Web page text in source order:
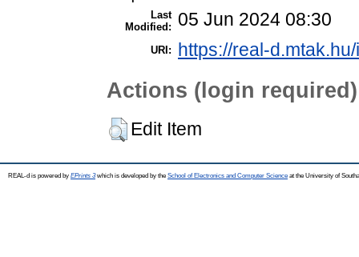
Last
Modified:
05 Jun 2024 08:30
URI: https://real-
Actions (login required)
Edit Item
REAL-d is powered by EPrints 3which is developed by the School of Electronics and Computer Science at the University of